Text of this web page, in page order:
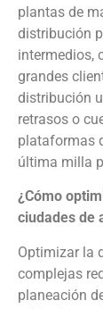
plantas de
distribución
intermedios,
grandes
distribución
retrasos o
plataformas
última milla
¿Cómo
ciudades de
Optimizar la
complejas
planeación